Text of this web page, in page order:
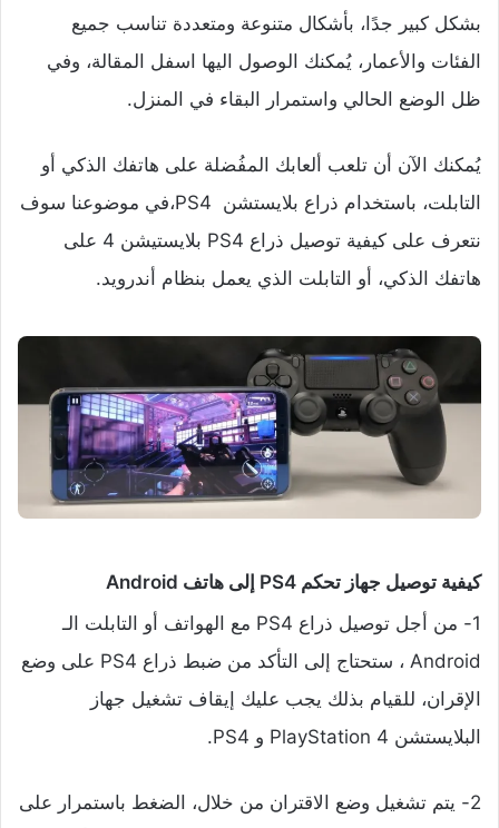
بشكل كبير جدًا، بأشكال متنوعة ومتعددة تناسب جميع
الفئات والأعمار، يُمكنك الوصول اليها اسفل المقالة، وفي
ظل الوضع الحالي واستمرار البقاء في المنزل.
يُمكنك الآن أن تلعب ألعابك المفُضلة على هاتفك الذكي أو
التابلت، باستخدام ذراع بلايستشن PS4،في موضوعنا سوف
نتعرف على كيفية توصيل ذراع PS4 بلايستيشن 4 على
هاتفك الذكي، أو التابلت الذي يعمل بنظام أندرويد.
كيفية توصيل جهاز تحكم PS4 إلى هاتف Android
1- من أجل توصيل ذراع PS4 مع الهواتف أو التابلت الـ
Android ، ستحتاج إلى التأكد من ضبط ذراع PS4 على وضع
الإقران، للقيام بذلك يجب عليك إيقاف تشغيل جهاز
البلايستشن PlayStation 4 و PS4.
2- يتم تشغيل وضع الاقتران من خلال، الضغط باستمرار على